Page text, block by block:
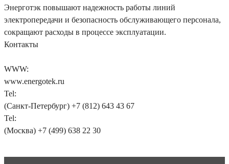
Энерготэк повышают надежность работы линий
электропередачи и безопасность обслуживающего персонала,
сокращают расходы в процессе эксплуатации.
Контакты
WWW:
www.energotek.ru
Tel:
(Санкт-Петербург) +7 (812) 643 43 67
Tel:
(Москва) +7 (499) 638 22 30